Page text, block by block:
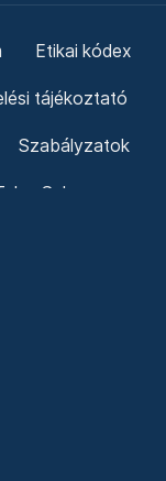
Etikai kódex
tájékoztató
Szabályzatok
Sales